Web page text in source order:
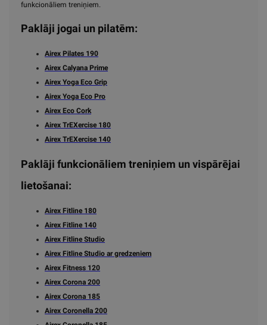
funkcionāliem treniņiem.
Paklāji jogai un pilatēm:
Airex Pilates 190
Airex Calyana Prime
Airex Yoga Eco Grip
Airex Yoga Eco Pro
Airex Eco Cork
Airex TrEXercise 180
Airex TrEXercise 140
Paklāji funkcionāliem treniņiem un vispārējai
lietošanai:
Airex Fitline 180
Airex Fitline 140
Airex Fitline Studio
Airex Fitline Studio ar gredzeniem
Airex Fitness 120
Airex Corona 200
Airex Corona 185
Airex Coronella 200